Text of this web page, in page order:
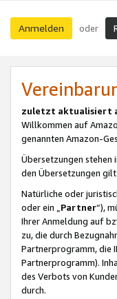
Anmelden oder
zuletzt aktualisiert
Willkommen auf
genannten Amazon-
Übersetzungen stehen
den Übersetzungen gilt
Natürliche oder
oder ein „Partner“),
Ihrer Anmeldung auf
zu, die durch
Partnerprogramm, die
Partnerprogramm).
des Verbots von
durch.